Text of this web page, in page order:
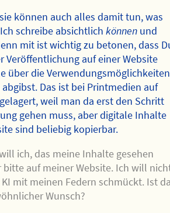
können auch alles damit tun, was
schreibe absichtlichkönnen und
mit ist wichtig zu betonen, dass
Veröffentlichung auf einer Website
über die Verwendungsmöglichkeiten
Das ist bei Printmedien auf
weil man da erst den Schritt
gehen muss, aber digitale Inhalte
sind beliebig kopierbar.
ich, das meine Inhalte gesehen
bitte auf meiner Website. Ich will
mit meinen Federn schmückt. Ist
Wunsch?